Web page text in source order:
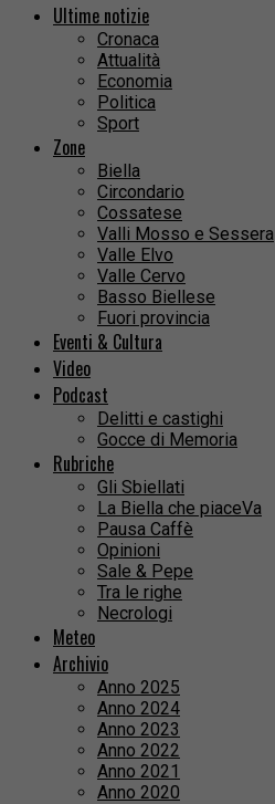
Ultime notizie
Cronaca
Attualità
Economia
Politica
Sport
Zone
Biella
Circondario
Cossatese
Valli Mosso e Sessera
Valle Elvo
Valle Cervo
Basso Biellese
Fuori provincia
Eventi & Cultura
Video
Podcast
Delitti e castighi
Gocce di Memoria
Rubriche
Gli Sbiellati
La Biella che piaceVa
Pausa Caffè
Opinioni
Sale & Pepe
Tra le righe
Necrologi
Meteo
Archivio
Anno 2025
Anno 2024
Anno 2023
Anno 2022
Anno 2021
Anno 2020